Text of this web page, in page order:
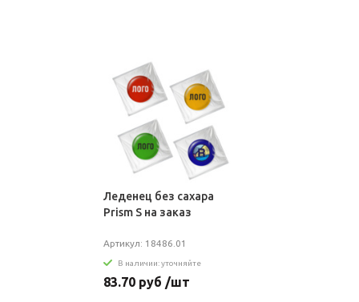
Леденец без сахара
Prism S на заказ
Артикул: 18486.01
В наличии: уточняйте
83.70 руб /шт